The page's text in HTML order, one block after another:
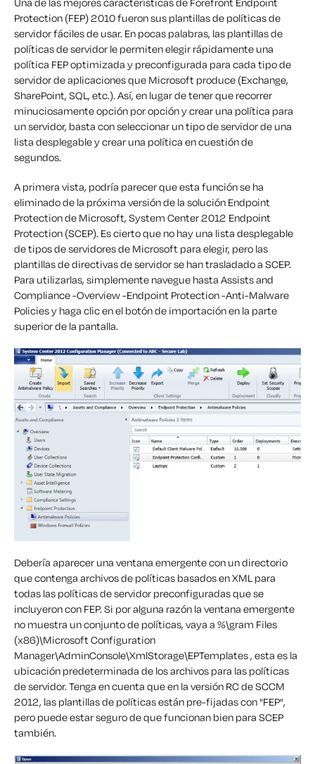
Protection (FEP) 2010 fueron sus plantillas de políticas de
servidor fáciles de usar. En pocas palabras, las plantillas de
políticas de servidor le permiten elegir rápidamente una
política FEP optimizada y preconfigurada para cada tipo de
servidor de aplicaciones que Microsoft produce (Exchange,
SharePoint, SQL, etc.). Así, en lugar de tener que recorrer
minuciosamente opción por opción y crear una política para
un servidor, basta con seleccionar un tipo de servidor de una
lista desplegable y crear una política en cuestión de
segundos.
A primera vista, podría parecer que esta función se ha
eliminado de la próxima versión de la solución Endpoint
Protection de Microsoft, System Center 2012 Endpoint
Protection (SCEP). Es cierto que no hay una lista desplegable
de tipos de servidores de Microsoft para elegir, pero las
plantillas de directivas de servidor se han trasladado a SCEP.
Para utilizarlas, simplemente navegue hasta Assists and
Compliance -Overview -Endpoint Protection -Anti-Malware
Policies y haga clic en el botón de importación en la parte
superior de la pantalla.
Debería aparecer una ventana emergente con un directorio
que contenga archivos de políticas basados en XML para
todas las políticas de servidor preconfiguradas que se
incluyeron con FEP. Si por alguna razón la ventana emergente
no muestra un conjunto de políticas, vaya a %\gram Files
(x86)\Microsoft Configuration
Manager\AdminConsole\XmlStorage\EPTemplates , esta es la
ubicación predeterminada de los archivos para las políticas
de servidor. Tenga en cuenta que en la versión RC de SCCM
2012, las plantillas de políticas están pre-fijadas con "FEP",
pero puede estar seguro de que funcionan bien para SCEP
también.